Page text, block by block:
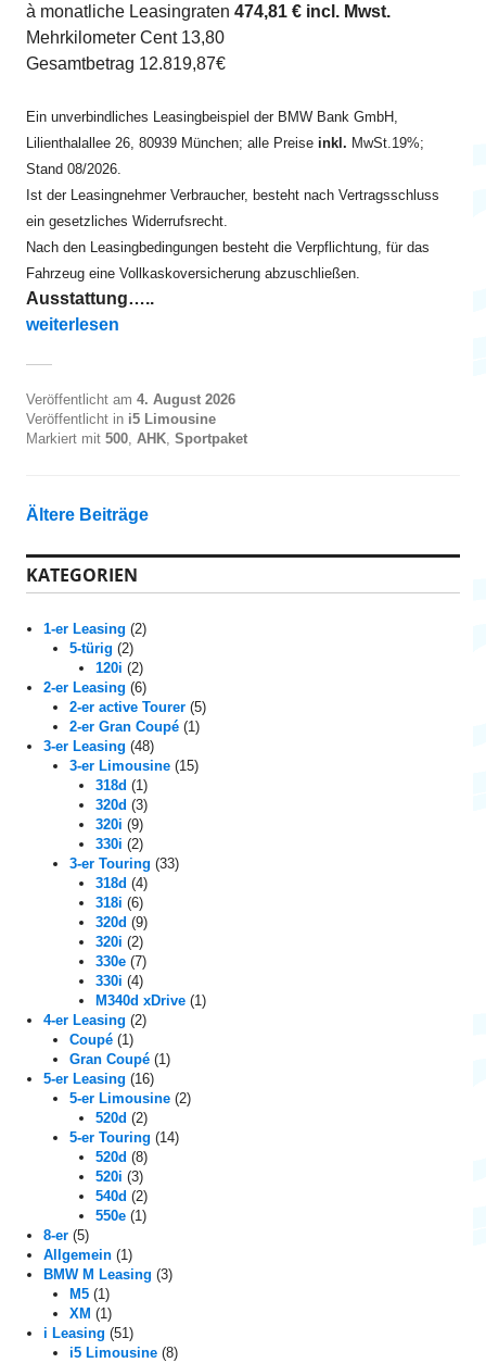
à monatliche Leasingraten 474,81 € incl. Mwst.
Mehrkilometer Cent 13,80
Gesamtbetrag 12.819,87€
Ein unverbindliches Leasingbeispiel der BMW Bank GmbH,
Lilienthalallee 26, 80939 München; alle Preise inkl. MwSt.19%;
Stand 08/2026.
Ist der Leasingnehmer Verbraucher, besteht nach Vertragsschluss
ein gesetzliches Widerrufsrecht.
Nach den Leasingbedingungen besteht die Verpflichtung, für das
Fahrzeug eine Vollkaskoversicherung abzuschließen.
Ausstattung…..
„i5 eDrive40 Lim ab EUR 475“
weiterlesen
Veröffentlicht am 4. August 2026
Veröffentlicht in i5 Limousine
Markiert mit 500, AHK, Sportpaket
B
e
i
t
r
g
a
t
Ältere Beiträge
KATEGORIEN
1-er Leasing (2)
5-türig (2)
120i (2)
2-er Leasing (6)
2-er active Tourer (5)
2-er Gran Coupé (1)
3-er Leasing (48)
3-er Limousine (15)
318d (1)
320d (3)
320i (9)
330i (2)
3-er Touring (33)
318d (4)
318i (6)
320d (9)
320i (2)
330e (7)
330i (4)
M340d xDrive (1)
4-er Leasing (2)
Coupé (1)
Gran Coupé (1)
5-er Leasing (16)
5-er Limousine (2)
520d (2)
5-er Touring (14)
520d (8)
520i (3)
540d (2)
550e (1)
8-er (5)
Allgemein (1)
BMW M Leasing (3)
M5 (1)
XM (1)
i Leasing (51)
i5 Limousine (8)